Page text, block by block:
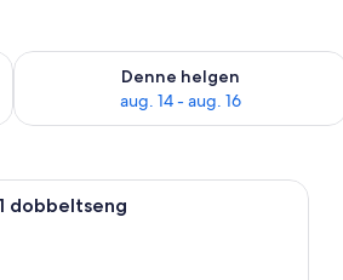
- aug. 11
Denne helgen
aug. 14 - aug. 16
Sjekk tilgjengelighet for denne helgen,
| Espressomaskin, minikjøleskap,
Studio – comfort, 1 dobbeltseng |
dobbeltseng